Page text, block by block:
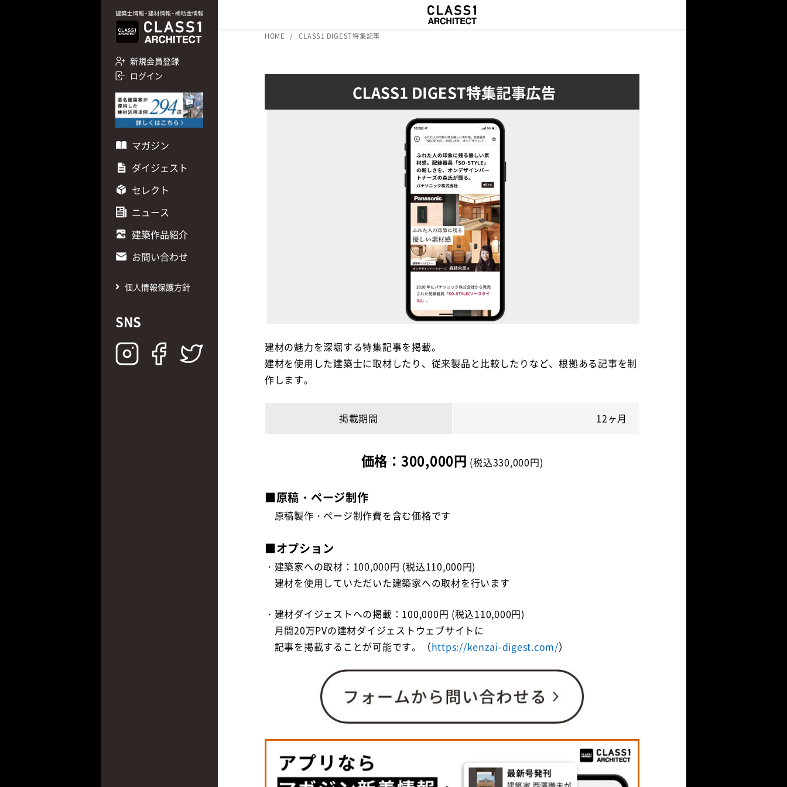
新規会員登録
ログイン
マガジン
ダイジェスト
セレクト
ニュース
建築作品紹介
お問い合わせ
個人情報保護方針
SNS
HOME CLASS1 DIGEST特集記事
建材の魅力を深堀する特集記事を掲載。
建材を使用した建築士に取材したり、従来製品と比較したりなど、根拠ある記事を制
作します。
掲載期間 12ヶ月
価格：300,000円 (税込330,000円)
■原稿・ページ制作
原稿製作・ページ制作費を含む価格です
■オプション
・建築家への取材：100,000円 (税込110,000円)
建材を使用していただいた建築家への取材を行います
・建材ダイジェストへの掲載：100,000円 (税込110,000円)
月間20万PVの建材ダイジェストウェブサイトに
記事を掲載することが可能です。（https://kenzai-digest.com/）